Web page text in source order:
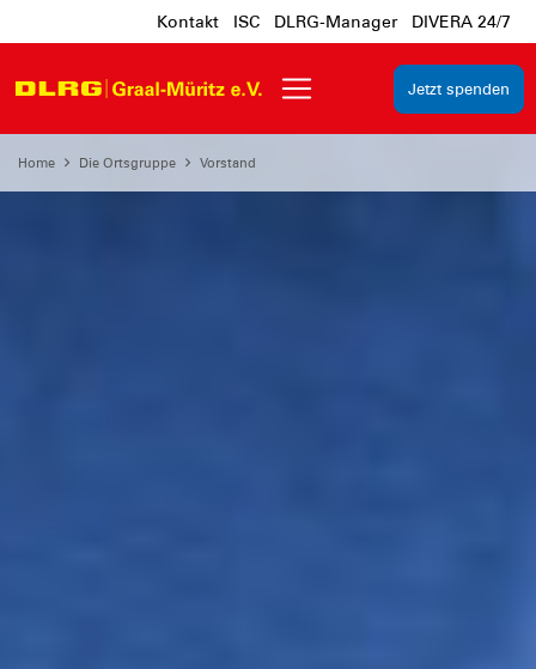
Kontakt ISC DLRG-Manager DIVERA 24/7
Jetzt spenden
Home Die Ortsgruppe Vorstand